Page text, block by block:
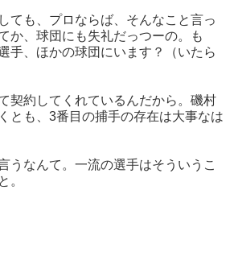
ても、プロならば、そんなこと言っ
か、球団にも失礼だっつーの。も
手、ほかの球団にいます？（いたら
契約してくれているんだから。磯村
とも、3番目の捕手の存在は大事なは
うなんて。一流の選手はそういうこ
。